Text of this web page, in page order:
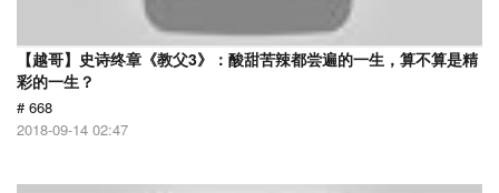
【越哥】史诗终章《教父3》：酸甜苦辣都尝遍的一生，算不算是精
彩的一生？
# 668
2018-09-14 02:47